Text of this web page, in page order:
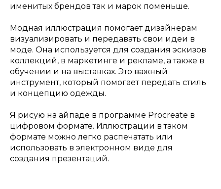
именитых брендов так и марок поменьше.
Модная иллюстрация помогает дизайнерам
визуализировать и передавать свои идеи в
моде. Она используется для создания эскизов
коллекций, в маркетинге и рекламе, а также в
обучении и на выставках. Это важный
инструмент, который помогает передать стиль
и концепцию одежды.
Я рисую на айпаде в программе Procreate в
цифровом формате. Иллюстрации в таком
формате можно легко распечатать или
использовать в электронном виде для
создания презентаций.